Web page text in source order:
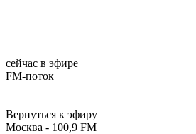
сейчас в эфире
FM-поток
Вернуться к эфиру
Москва - 100,9 FM